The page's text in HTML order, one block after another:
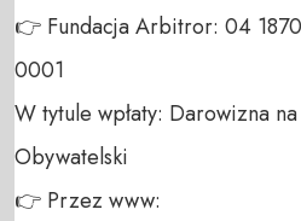
👉 Fundacja Arbitror: 04
0001
W tytule wpłaty: Darowizna
Obywatelski
👉 Przez www: